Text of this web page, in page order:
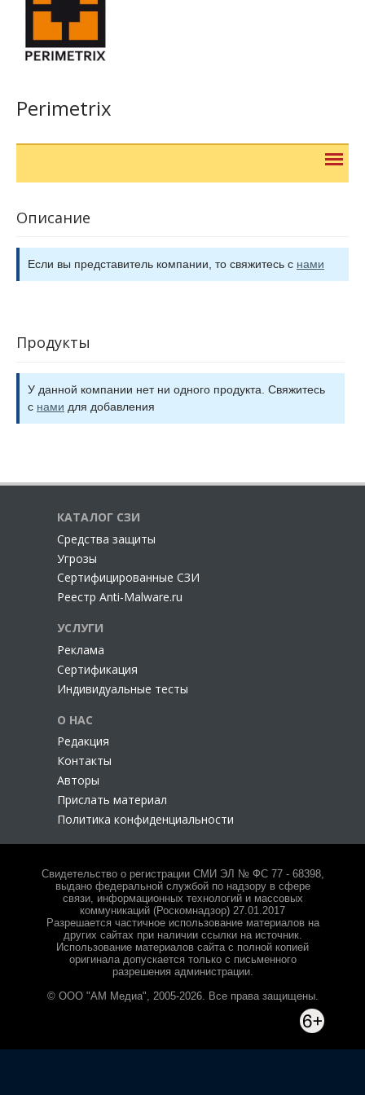
Perimetrix
Описание
Если вы представитель компании, то свяжитесь с нами
Продукты
У данной компании нет ни одного продукта. Свяжитесь
с нами для добавления
КАТАЛОГ СЗИ
Cредства защиты
Угрозы
Сертифицированные СЗИ
Реестр Anti-Malware.ru
УСЛУГИ
Реклама
Сертификация
Индивидуальные тесты
О НАС
Редакция
Контакты
Авторы
Прислать материал
Политика конфиденциальности
Свидетельство о регистрации СМИ ЭЛ № ФС 77 - 68398,
выдано федеральной службой по надзору в сфере
связи, информационных технологий и массовых
коммуникаций (Роскомнадзор) 27.01.2017
Разрешается частичное использование материалов на
других сайтах при наличии ссылки на источник.
Использование материалов сайта с полной копией
оригинала допускается только с письменного
разрешения администрации.
© ООО "АМ Медиа", 2005-2026. Все права защищены.